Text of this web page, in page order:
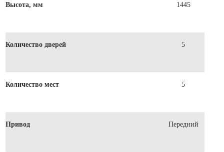
Высота, мм 1445
Количество дверей 5
Количество мест 5
Привод Передний